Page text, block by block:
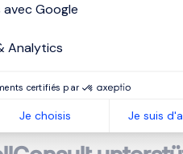
Google
Analytics
certifiés par
Je choisis Je suis
Situation, in der eine
sich selbst den Weg bahnen
dienen.
Ein starkes Netzwerk im
bei der erfolgreichen